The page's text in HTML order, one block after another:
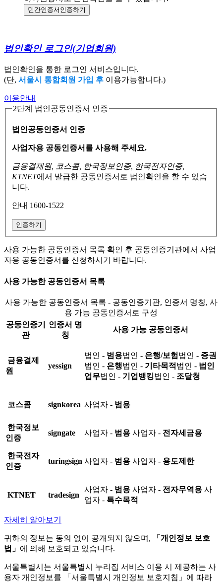
민간인증서 인증하기
법인확인 로그인(기업회원)
법인확인을 통한 로그인 서비스입니다.
(단, 서울시 통합회원 가입 후 이용가능합니다.)
이용안내
2단계 법인공동인증서 인증
법인공동인증서 인증
사업자용 공동인증서를 사용해 주세요.
금융결제원, 코스콤, 한국정보인증, 한국전자인증,
KTNET에서 발급한 공동인증서로 법인확인을 할 수 있습
니다.
안내 1600-1522
인증하기
사용 가능한 공동인증서 목록 확인 후 공동인증기관에서 사업
자용 공동인증서를 신청하시기 바랍니다.
사용 가능한 공동인증서 목록
사용 가능한 공동인증서 목록 - 공동인증기관, 인증서 명칭, 사
용 가능 공동인증서로 구성
공동인증기
관
인증서 명
칭
사용 가능 공동인증서
금융결제
원
yessign
법인 - 범용법인 - 은행/보험 법인 - 증권
법인 - 은행법인 - 기타목적 법인 - 법인
업무법인 - 기업뱅킹법인 - 조달청
코스콤 signkorea 사업자 - 범용
한국정보
인증
signgate 사업자 - 범용 사업자 - 전자세금용
한국전자
인증
turingsign 사업자 - 범용 사업자 - 용도제한
KTNET tradesign
사업자 - 범용 사업자 - 전자무역용 사
업자 - 특수목적
자세히 알아보기
귀하의 정보는 동의 없이 공개되지 않으며,
「개인정보 보호
법」 에 의해 보호되고 있습니다.
서울특별시는 서울특별시 누리집 서비스 이용 시 제공하는 사
용자 개인정보를 「서울특별시 개인정보 보호지침」에 따라